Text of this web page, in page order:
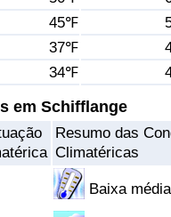
45℉
37℉
34℉
em Schifflange
Resumo das
Climatéricas
Baixa
(Atual)
por País